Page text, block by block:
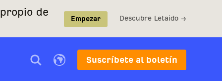
de
Empezar Descubre Letaido →
Suscríbete al boletín